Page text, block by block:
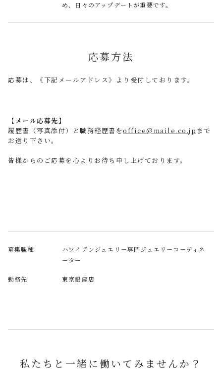
め、日々のアップデートが重要です。
応募方法
応募は、《下記メールアドレス》より受付しております。
【メール応募先】
履歴書（写真添付）と職務経歴書をoffice@maile.co.jp まで
お送り下さい。
皆様からのご応募を心よりお待ち申し上げております。
募集職種
ハワイアンジュエリー専門ジュエリーコーディネ
ーター
勤務先 東京銀座店
私たちと一緒に働いてみませんか？